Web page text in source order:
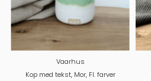
Vaarhus
Kop med tekst, Mor, Fl. farver